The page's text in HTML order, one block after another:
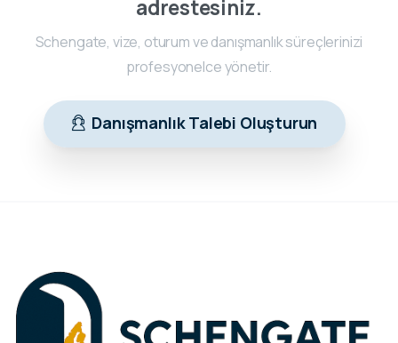
adrestesiniz.
Schengate, vize, oturum ve danışmanlık süreçlerinizi
profesyonelce yönetir.
Danışmanlık Talebi Oluşturun